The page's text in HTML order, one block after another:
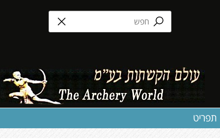
תפריט